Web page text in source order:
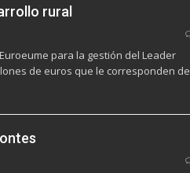
rural
para la gestión del Leader
de euros que le corresponden de